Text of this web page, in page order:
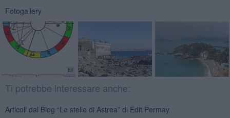
Fotogallery
Ti potrebbe interessare anche:
Articoli dal Blog “Le stelle di Astrea” di Edit Permay